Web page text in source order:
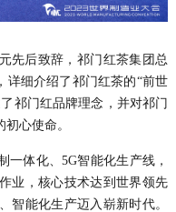
先后致辞，祁门红茶集团总
详细介绍了祁门红茶的“前世
祁门红品牌理念，并对祁门
心使命。
一体化、5G智能化生产线，
业，核心技术达到世界领先
智能化生产迈入崭新时代。